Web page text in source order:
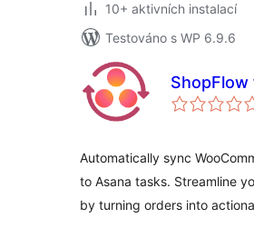
10+ aktivních instalací
Testováno s WP 6.9.6
ShopFlow
Automatically sync
to Asana tasks. Streamline
by turning orders into